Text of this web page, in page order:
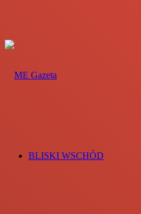
BLISKI WSCHÓD